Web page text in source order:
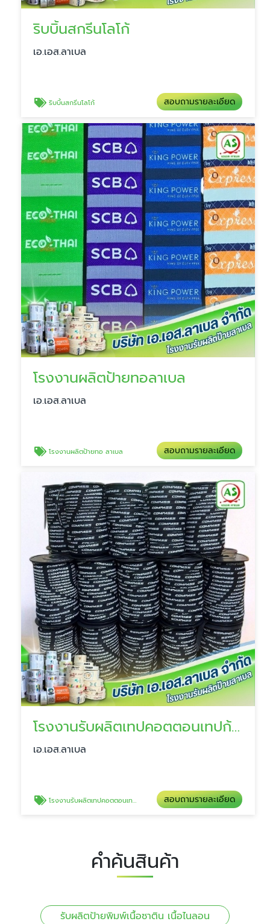
ริบบิ้นสกรีนโลโก้
เอ.เอส.ลาเบล
ริบบิ้นสกรีนโลโก้ สอบถามรายละเอียด
โรงงานผลิตป้ายทอลาเบล
เอ.เอส.ลาเบล
โรงงานผลิตป้ายทอ ลาเบล สอบถามรายละเอียด
โรงงานรับผลิตเทปคอตตอนเทปก้างปลา
เอ.เอส.ลาเบล
โรงงานรับผลิตเทปคอตตอนเทปก้างปลา สอบถามรายละเอียด
คำค้นสินค้า
รับผลิตป้ายพิมพ์เนื้อซาติน เนื้อไนลอน